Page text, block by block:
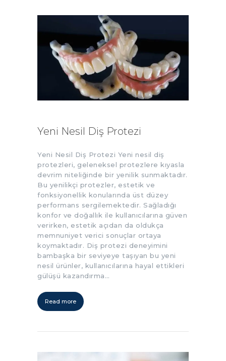
Yeni Nesil Diş Protezi
Yeni Nesil Diş Protezi Yeni nesil diş
protezleri, geleneksel protezlere kıyasla
devrim niteliğinde bir yenilik sunmaktadır.
Bu yenilikçi protezler, estetik ve
fonksiyonellik konularında üst düzey
performans sergilemektedir. Sağladığı
konfor ve doğallık ile kullanıcılarına güven
verirken, estetik açıdan da oldukça
memnuniyet verici sonuçlar ortaya
koymaktadır. Diş protezi deneyimini
bambaşka bir seviyeye taşıyan bu yeni
nesil ürünler, kullanıcılarına hayal ettikleri
gülüşü kazandırma…
Read more